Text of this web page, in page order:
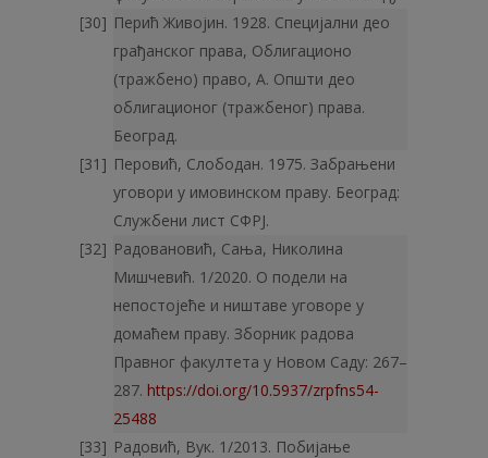
Перић Живојин. 1928. Специјални део
грађанског права, Облигационо
(тражбено) право, А. Општи део
облигационог (тражбеног) права.
Београд.
Перовић, Слободан. 1975. Забрањени
уговори у имовинском праву. Београд:
Службени лист СФРЈ.
Радовановић, Сања, Николина
Мишчевић. 1/2020. О подели на
непостојеће и ништаве уговоре у
домаћем праву. Зборник радова
Правног факултета у Новом Саду: 267–
287. https://doi.org/10.5937/zrpfns54-
25488
Радовић, Вук. 1/2013. Побијање